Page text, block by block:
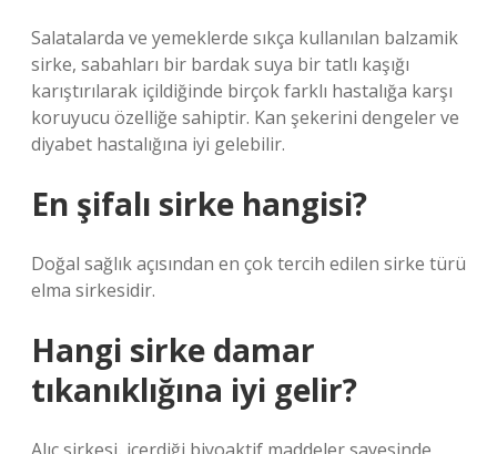
Salatalarda ve yemeklerde sıkça kullanılan balzamik
sirke, sabahları bir bardak suya bir tatlı kaşığı
karıştırılarak içildiğinde birçok farklı hastalığa karşı
koruyucu özelliğe sahiptir. Kan şekerini dengeler ve
diyabet hastalığına iyi gelebilir.
En şifalı sirke hangisi?
Doğal sağlık açısından en çok tercih edilen sirke türü
elma sirkesidir.
Hangi sirke damar
tıkanıklığına iyi gelir?